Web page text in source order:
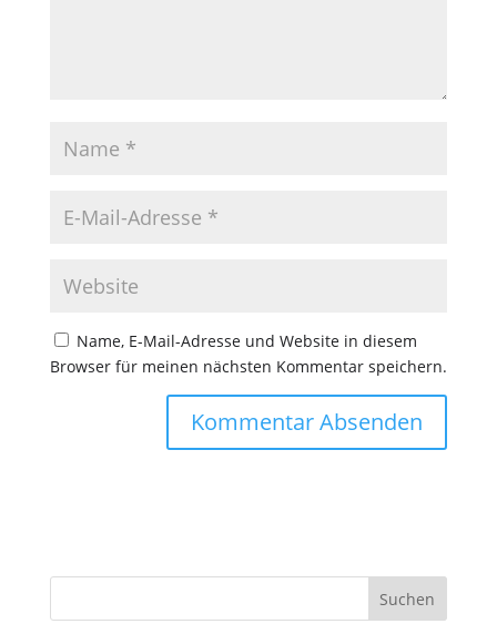
Name, E-Mail-Adresse und Website in diesem
Browser für meinen nächsten Kommentar speichern.